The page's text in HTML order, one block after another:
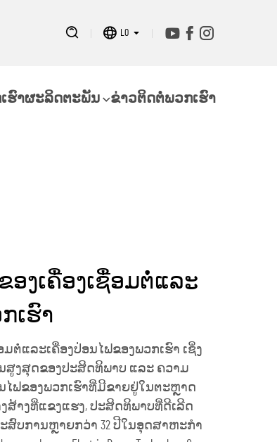
LO
ຮົາຜະລິດຕະພັນ ຂ່າວຕິດຕໍ່ພວກເຮົາ
ງເຄື່ອງເຊື່ອມຕໍ່ແລະ
ເຮົາ
ຕໍ່ແລະເຄື່ອງປ່ອນໄຟຂອງພວກເຮົາ ເຊິ່ງ
ງສຸດຂອງປະສິດທິພາບ ແລະ ຄວາມ
ໄຟຂອງພວກເຮົາທີ່ມີຂາຍຢູ່ໃນຕະຫຼາດ
ສ້າງທີ່ແຂງແຮງ, ປະສິດທິພາບທີ່ດີເລີດ
ສົບການຫຼາຍກວ່າ 32 ປີໃນອຸດສາຫະກຳ